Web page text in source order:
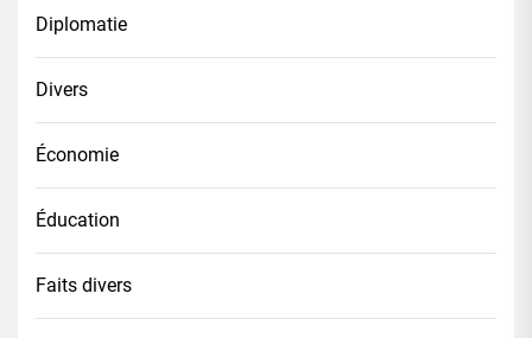
Diplomatie
Divers
Économie
Éducation
Faits divers